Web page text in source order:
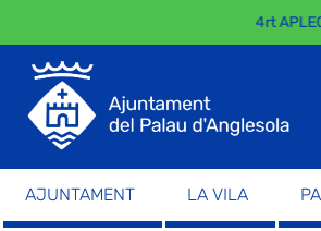
4rt
AJUNTAMENT LA VILA